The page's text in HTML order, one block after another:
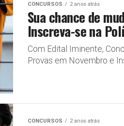
CONCURSOS 2 anos atrás
Sua chance de
Inscreva-se na
Com Edital Iminente,
Provas em Novembro e
CONCURSOS 2 anos atrás